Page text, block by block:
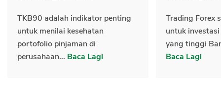
TKB90 adalah indikator penting
untuk menilai kesehatan
portofolio pinjaman di
perusahaan... Baca Lagi
Trading Forex
untuk
yang tinggi
Baca Lagi